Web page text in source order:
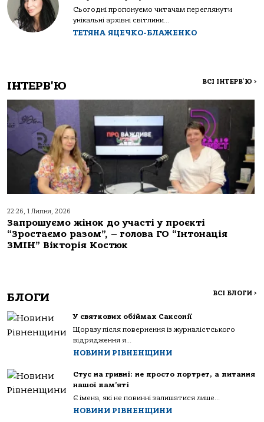
Сьогодні пропонуємо читачам переглянути
унікальні архівні світлини...
ТЕТЯНА ЯЦЕЧКО-БЛАЖЕНКО
ІНТЕРВ'Ю ВСІ ІНТЕРВ'Ю >
22:26, 1 Липня, 2026
Запрошуємо жінок до участі у проєкті
“Зростаємо разом”, – голова ГО “Інтонація
ЗМІН” Вікторія Костюк
БЛОГИ ВСІ БЛОГИ >
У святкових обіймах Саксонії
Щоразу після повернення із журналістського
відрядження я...
НОВИНИ РІВНЕНЩИНИ
Стус на гривні: не просто портрет, а питання
нашої пам’яті
Є імена, які не повинні залишатися лише...
НОВИНИ РІВНЕНЩИНИ